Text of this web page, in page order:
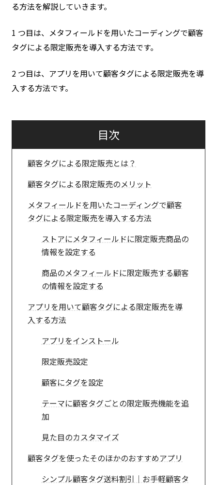
る方法を解説していきます。
1 つ目は、メタフィールドを用いたコーディングで顧客
タグによる限定販売を導入する方法です。
2 つ目は、アプリを用いて顧客タグによる限定販売を導
入する方法です。
目次
顧客タグによる限定販売とは？
顧客タグによる限定販売のメリット
メタフィールドを用いたコーディングで顧客
タグによる限定販売を導入する方法
ストアにメタフィールドに限定販売商品の
情報を設定する
商品のメタフィールドに限定販売する顧客
の情報を設定する
アプリを用いて顧客タグによる限定販売を導
入する方法
アプリをインストール
限定販売設定
顧客にタグを設定
テーマに顧客タグごとの限定販売機能を追
加
見た目のカスタマイズ
顧客タグを使ったそのほかのおすすめアプリ
シンプル顧客タグ送料割引｜お手軽顧客タ